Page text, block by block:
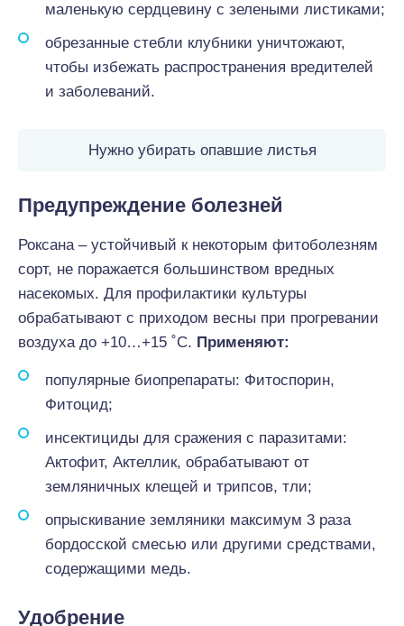
маленькую сердцевину с зелеными листиками;
обрезанные стебли клубники уничтожают,
чтобы избежать распространения вредителей
и заболеваний.
Нужно убирать опавшие листья
Предупреждение болезней
Роксана – устойчивый к некоторым фитоболезням
сорт, не поражается большинством вредных
насекомых. Для профилактики культуры
обрабатывают с приходом весны при прогревании
воздуха до +10…+15 ˚С. Применяют:
популярные биопрепараты: Фитоспорин,
Фитоцид;
инсектициды для сражения с паразитами:
Актофит, Актеллик, обрабатывают от
земляничных клещей и трипсов, тли;
опрыскивание земляники максимум 3 раза
бордосской смесью или другими средствами,
содержащими медь.
Удобрение